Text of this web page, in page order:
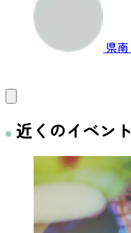
県南
近くのイベント